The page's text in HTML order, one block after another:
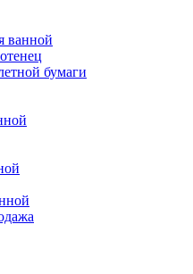
ванной
бумаги